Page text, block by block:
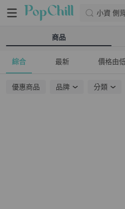
小資 側
商品
綜合 最新 價格由
優惠商品 品牌 分類